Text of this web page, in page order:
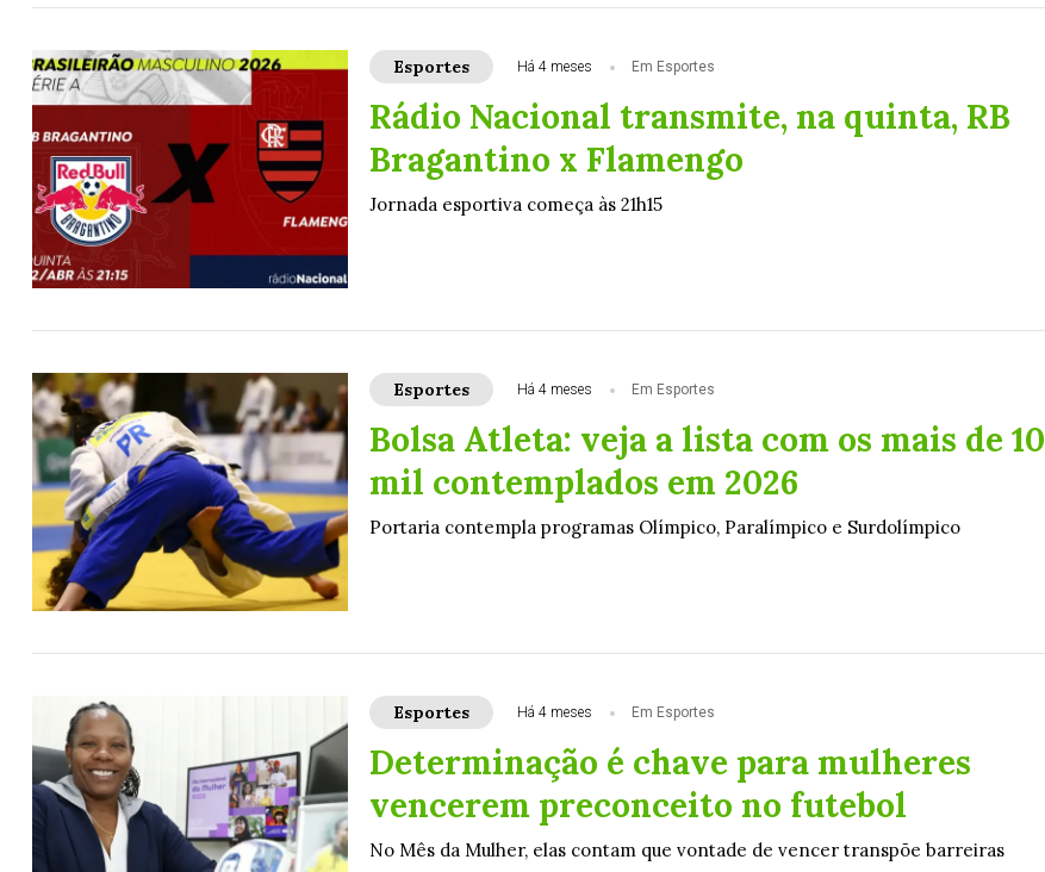
Esportes Há 4 meses Em Esportes
Rádio Nacional transmite, na quinta, RB
Bragantino x Flamengo
Jornada esportiva começa às 21h15
Esportes Há 4 meses Em Esportes
Bolsa Atleta: veja a lista com os mais de 10
mil contemplados em 2026
Portaria contempla programas Olímpico, Paralímpico e Surdolímpico
Esportes Há 4 meses Em Esportes
Determinação é chave para mulheres
vencerem preconceito no futebol
No Mês da Mulher, elas contam que vontade de vencer transpõe barreiras